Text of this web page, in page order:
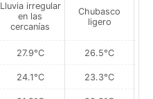
Lluvia irregular
en las
cercanías
27.9°C
24.1°C
Chubasco
ligero
26.5°C
23.3°C